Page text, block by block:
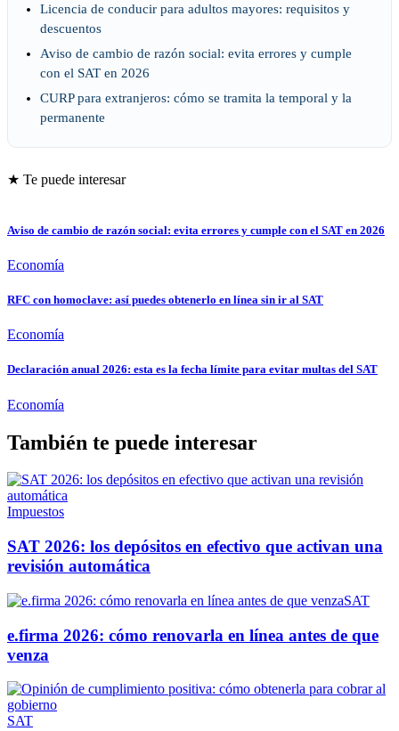
Licencia de conducir para adultos mayores: requisitos y
descuentos
Aviso de cambio de razón social: evita errores y cumple
con el SAT en 2026
CURP para extranjeros: cómo se tramita la temporal y la
permanente
★ Te puede interesar
Aviso de cambio de razón social: evita errores y cumple con el SAT en 2026
Economía
RFC con homoclave: así puedes obtenerlo en línea sin ir al SAT
Economía
Declaración anual 2026: esta es la fecha límite para evitar multas del SAT
Economía
También te puede interesar
Impuestos
SAT 2026: los depósitos en efectivo que activan una
revisión automática
SAT
e.firma 2026: cómo renovarla en línea antes de que
venza
SAT